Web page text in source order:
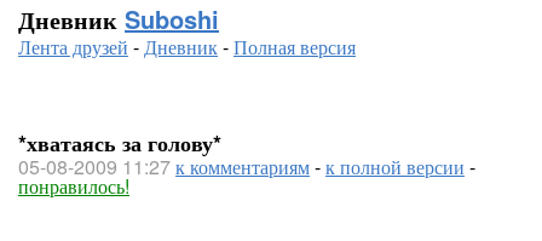
Дневник Suboshi
Лента друзей -Дневник-Полная версия
*хватаясь за голову*
05-08-2009 11:27к комментариям-к полной версии -
понравилось!